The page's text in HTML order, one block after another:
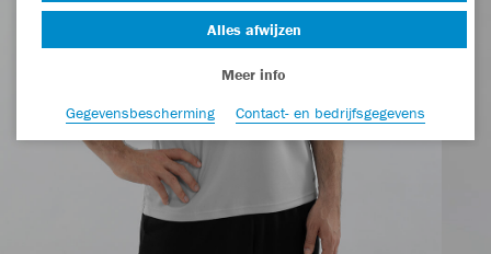
Alles afwijzen
Meer info
Gegevensbescherming
Contact- en bedrijfsgegevens